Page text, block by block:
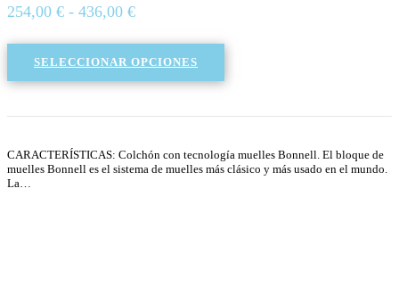
254,00 € - 436,00 €Rango
hasta
SELECCIONAR OPCIONES
CARACTERÍSTICAS: Colchón con tecnología muelles Bonnell. El bloque de
muelles Bonnell es el sistema de muelles más clásico y más usado en el mundo.
La…